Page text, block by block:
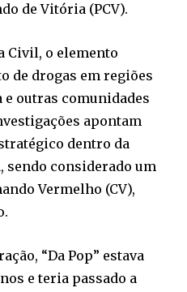
de Vitória (PCV).
Civil, o elemento
de drogas em regiões
e outras comunidades
apontam
dentro da
considerado um
Vermelho (CV),
“Da Pop” estava
e teria passado a